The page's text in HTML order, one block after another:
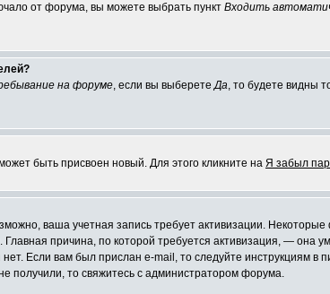
от форума, вы можете выбрать пункт Входить
на форуме, если вы выберетеДа, то будете видны
быть присвоен новый. Для этого кликните на Я забыл
ваша учетная запись требует активизации.
причина, по которой требуется активизация, —
Если вам был прислан e-mail, то следуйте инструкциям
получили, то свяжитесь с администратором форума.